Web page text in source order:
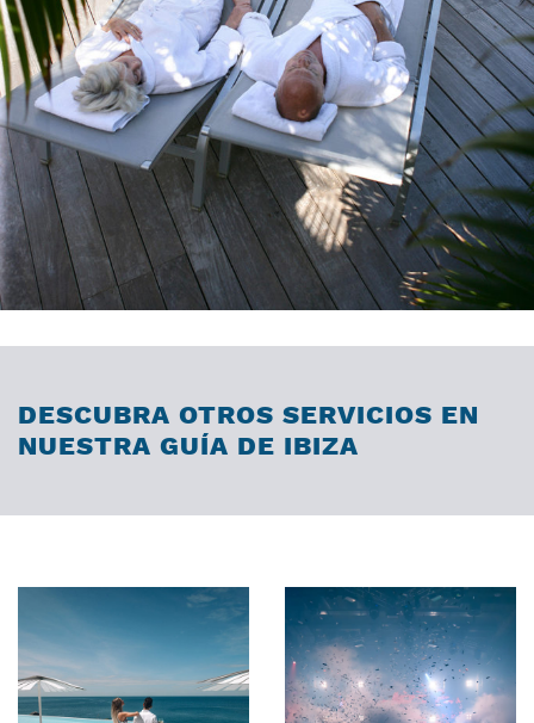
DESCUBRA OTROS SERVICIOS EN
NUESTRA GUÍA DE IBIZA